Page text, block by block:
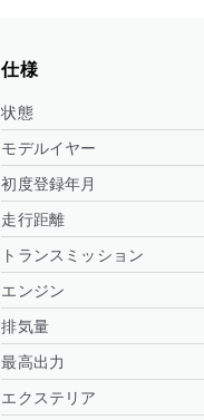
仕様
状態
モデルイヤー
初度登録年月
走行距離
トランスミッション
エンジン
排気量
最高出力
エクステリア